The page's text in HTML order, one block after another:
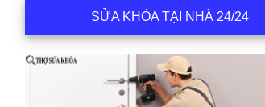
SỬA KHÓA TẠI NHÀ 24/24